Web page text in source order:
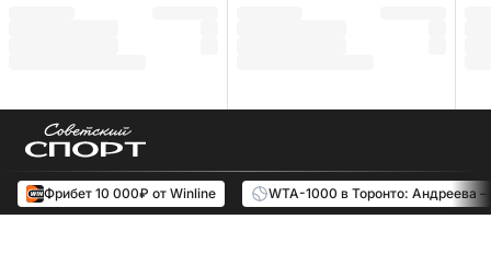
Фрибет 10 000₽ от Winline WTA-1000 в Торонто: Андреева